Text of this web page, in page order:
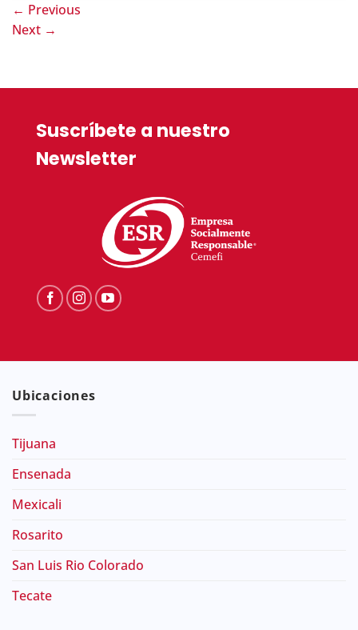
← Previous
Next →
Suscríbete a nuestro
Newsletter
Ubicaciones
Tijuana
Ensenada
Mexicali
Rosarito
San Luis Rio Colorado
Tecate